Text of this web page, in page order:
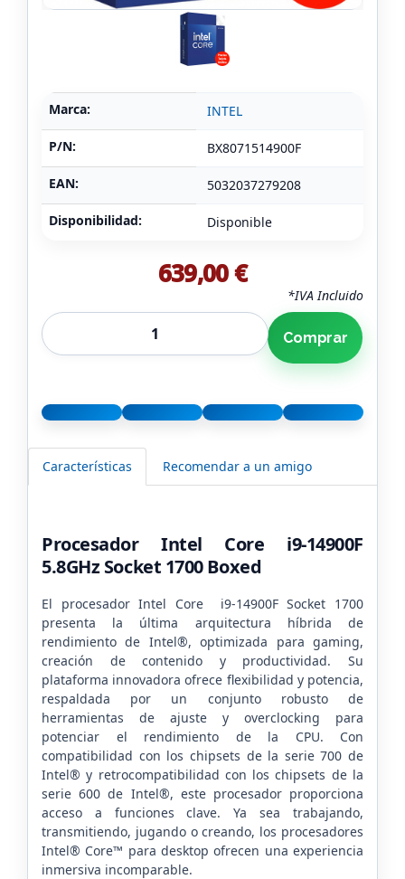
Marca: INTEL
P/N: BX8071514900F
EAN: 5032037279208
Disponibilidad: Disponible
639,00 €
*IVA Incluido
Comprar
Características Recomendar a un amigo
Procesador Intel Core i9-14900F
5.8GHz Socket 1700 Boxed
El procesador Intel Core i9-14900F Socket 1700
presenta la última arquitectura híbrida de
rendimiento de Intel®, optimizada para gaming,
creación de contenido y productividad. Su
plataforma innovadora ofrece flexibilidad y potencia,
respaldada por un conjunto robusto de
herramientas de ajuste y overclocking para
potenciar el rendimiento de la CPU. Con
compatibilidad con los chipsets de la serie 700 de
Intel® y retrocompatibilidad con los chipsets de la
serie 600 de Intel®, este procesador proporciona
acceso a funciones clave. Ya sea trabajando,
transmitiendo, jugando o creando, los procesadores
Intel® Core™ para desktop ofrecen una experiencia
inmersiva incomparable.